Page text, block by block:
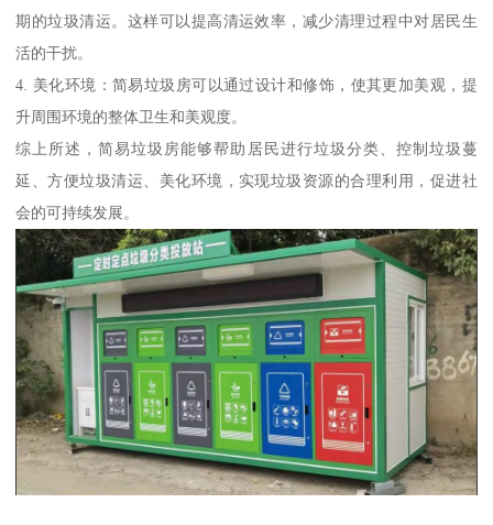
期的垃圾清运。这样可以提高清运效率，减少清理过程中对居民生
活的干扰。
4. 美化环境：简易垃圾房可以通过设计和修饰，使其更加美观，提
升周围环境的整体卫生和美观度。
综上所述，简易垃圾房能够帮助居民进行垃圾分类、控制垃圾蔓
延、方便垃圾清运、美化环境，实现垃圾资源的合理利用，促进社
会的可持续发展。